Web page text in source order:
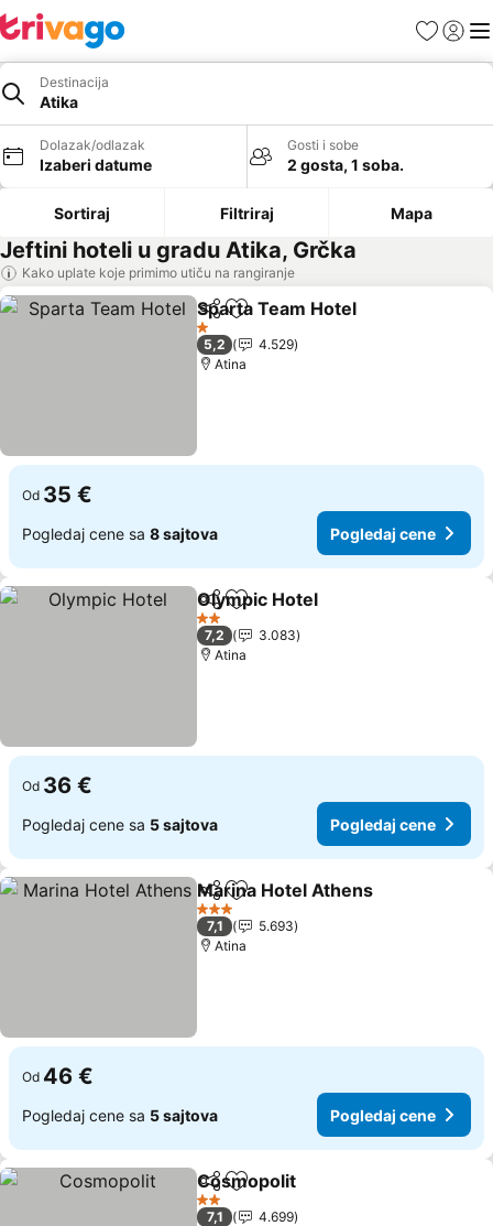
FavoritiPrijavi
Destinacija
Atika
Dolazak/odlazak
Izaberi datume
Gosti i sobe
2 gosta, 1 soba.
Sortiraj Filtriraj Mapa
Jeftini hoteli u gradu Atika, Grčka
Kako uplate koje primimo utiču na rangiranje
Deli Dodati u favorite
Sparta Team Hotel
1 Zvezdice
5,2
4.529
Atina
Od 35 €
Pogledaj cene sa 8 sajtova Pogledaj cene
Deli Dodati u favorite
Olympic Hotel
2 Zvezdice
7,2
3.083
Atina
Od 36 €
Pogledaj cene sa 5 sajtova Pogledaj cene
Deli Dodati u favorite
Marina Hotel Athens
3 Zvezdice
7,1
5.693
Atina
Od 46 €
Pogledaj cene sa 5 sajtova Pogledaj cene
Deli Dodati u favorite
Cosmopolit
2 Zvezdice
7,1
4.699